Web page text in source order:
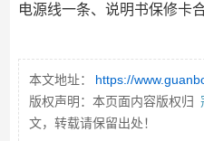
电源线一条、说明书保修卡
本文地址：
https://
版权声明：本页面内容版权归
文，转载请保留出处！